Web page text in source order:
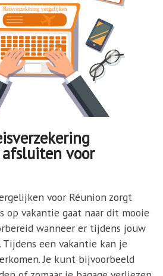
voor
voor Réunion zorgt
op vakantie gaat naar dit mooie
wanneer er tijdens jouw
een vakantie kan je
Je kunt bijvoorbeeld